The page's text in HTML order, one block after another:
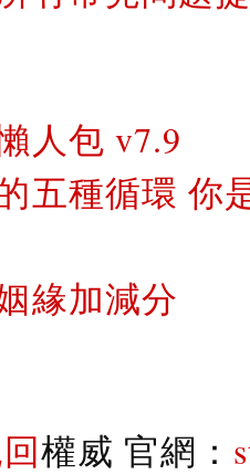
人包 v7.9
五種循環 你
緣加減分
權威 官網：